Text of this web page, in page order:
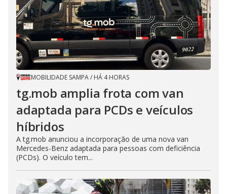
MOBILIDADE SAMPA/ HÁ 4 HORAS
tg.mob amplia frota com van
adaptada para PCDs e veículos
híbridos
A tg.mob anunciou a incorporação de uma nova van
Mercedes-Benz adaptada para pessoas com deficiência
(PCDs). O veículo tem...